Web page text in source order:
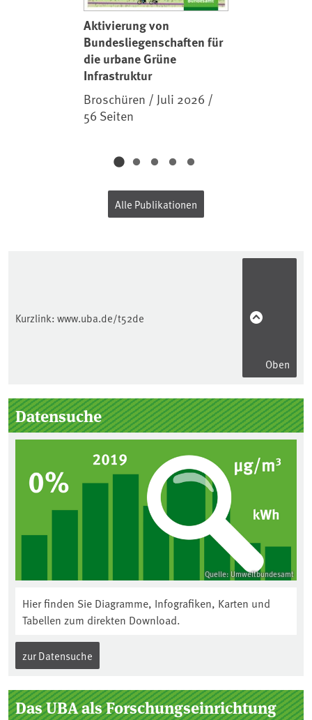
Aktivierung von
Bundesliegenschaften für
die urbane Grüne
Infrastruktur
Broschüren / Juli 2026 /
56 Seiten
Alle Publikationen
Kurzlink: www.uba.de/t52de
Oben
Seitenleiste
Datensuche
Quelle: Umweltbundesamt
Hier finden Sie Diagramme, Infografiken, Karten und
Tabellen zum direkten Download.
zur Datensuche
Das UBA als Forschungseinrichtung